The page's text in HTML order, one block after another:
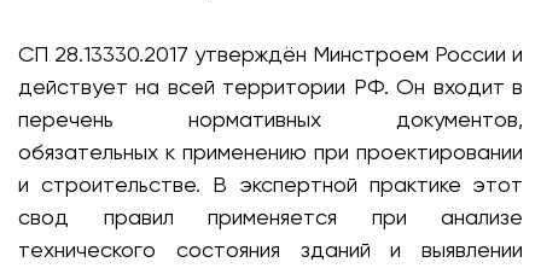
СП 28.13330.2017 утверждён Минстроем России и
действует на всей территории РФ. Он входит в
перечень нормативных документов,
обязательных к применению при проектировании
и строительстве. В экспертной практике этот
свод правил применяется при анализе
технического состояния зданий и выявлении